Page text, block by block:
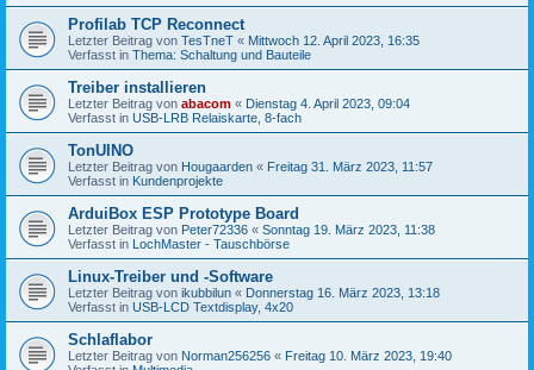
Profilab TCP Reconnect
Letzter Beitrag von TesTneT « Mittwoch 12. April 2023, 16:35
Verfasst in Thema: Schaltung und Bauteile
Treiber installieren
Letzter Beitrag von abacom « Dienstag 4. April 2023, 09:04
Verfasst in USB-LRB Relaiskarte, 8-fach
TonUINO
Letzter Beitrag von Hougaarden « Freitag 31. März 2023, 11:57
Verfasst in Kundenprojekte
ArduiBox ESP Prototype Board
Letzter Beitrag von Peter72336 « Sonntag 19. März 2023, 11:38
Verfasst in LochMaster - Tauschbörse
Linux-Treiber und -Software
Letzter Beitrag von ikubbilun « Donnerstag 16. März 2023, 13:18
Verfasst in USB-LCD Textdisplay, 4x20
Schlaflabor
Letzter Beitrag von Norman256256 « Freitag 10. März 2023, 19:40